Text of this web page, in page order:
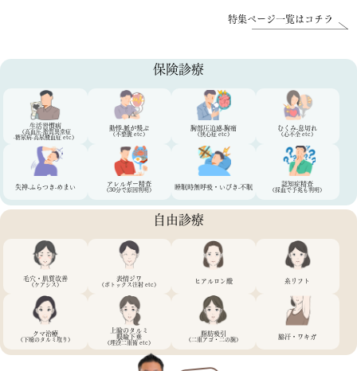
特集ページ一覧はコチラ
保険診療
生活習慣病
（高血圧·脂質異常症
·糖尿病·高尿酸血症 etc）
動悸·脈が飛ぶ
（不整脈 etc）
胸部圧迫感·胸痛
（狭心症 etc）
むくみ·息切れ
（心不全 etc）
失神·ふらつき·めまい アレルギー精査
（30分で原因判明） 睡眠時無呼吸・いびき·不眠 認知症精査
（採血で予兆も判明）
自由診療
毛穴・肌質改善
（ケアシス）
表情ジワ
（ボトックス注射 etc） ヒアルロン酸 糸リフト
クマ治療
（下瞼のタルミ取り）
上瞼のタルミ
眼瞼下垂
（埋没二重術 etc）
脂肪吸引
（二重アゴ・二の腕） 脇汗・ワキガ